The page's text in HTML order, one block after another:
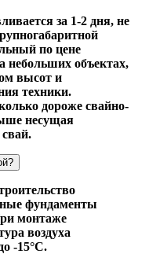
за 1-2 дня, не
по цене
небольших объектах,
высот и
техники.
дороже свайно-
несущая
свай.
фундаменты
монтаже
воздуха
-15°С.